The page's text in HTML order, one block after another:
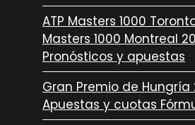
ATP Masters 1000
Masters 1000 Montreal
Pronósticos y apuestas
Gran Premio de Hungría
Apuestas y cuotas